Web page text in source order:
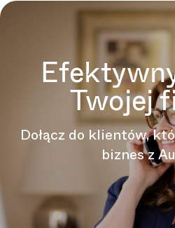
Twojej
Dołącz do klientów,
biznes z